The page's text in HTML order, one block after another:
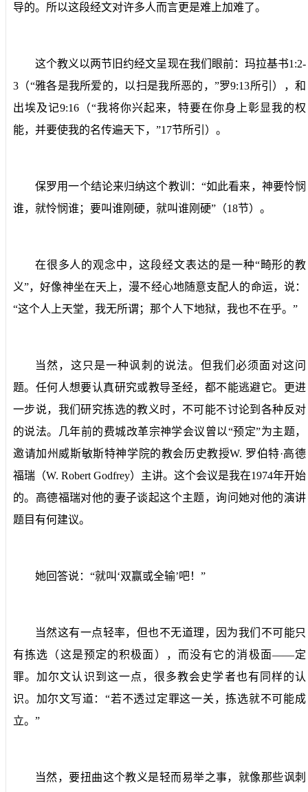
导的。所以这段经文对许多人而言更是难上加难了。
这个教义以两节旧约经文呈现在我们眼前：玛拉基书1:2-
3 （“雅各是我所爱的，以扫是我所恶的，”罗9:13所引），和
出埃及记9:16（“我将你兴起来，特要在你身上彰显我的权
能，并要使我的名传遍天下，”17节所引）。
保罗用一个结论来归纳这个教训：“如此看来，神要怜悯
谁，就怜悯谁；要叫谁刚硬，就叫谁刚硬”（18节）。
在很多人的观念中，这段经文表达的是一种“畸形的教
义”，好像神坐在天上，漫不经心地随意支配人的命运，说：
“这个人上天堂，我无所谓；那个人下地狱，我也不在乎。”
当然，这只是一种讽刺的说法。但我们必须面对这问
题。任何人想要认真研究或教导圣经，都不能逃避它。更进
一步说，我们研究拣选的教义时，不可能不讨论到各种反对
的说法。几年前的费城改革宗神学会议曾以“预定”为主题，
邀请加州威斯敏斯特神学院的教会历史教授W. 罗伯特·高德
福瑞（W. Robert Godfrey）主讲。这个会议是我在1974年开始
的。高德福瑞对他的妻子谈起这个主题，询问她对他的演讲
题目有何建议。
她回答说：“就叫‘双赢或全输’吧！”
当然这有一点轻率，但也不无道理，因为我们不可能只
有拣选（这是预定的积极面），而没有它的消极面——定
罪。加尔文认识到这一点，很多教会史学者也有同样的认
识。加尔文写道：“若不透过定罪这一关，拣选就不可能成
立。”
当然，要扭曲这个教义是轻而易举之事，就像那些讽刺